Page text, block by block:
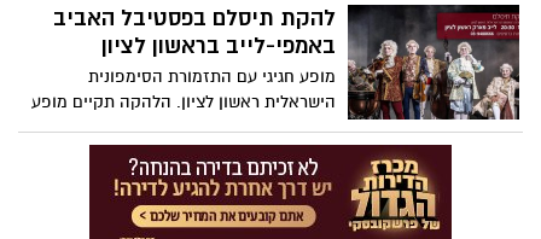
המודעות לעקרון הקיימות ולמחזור האריזות,
במהלך חודש מאי יתקיימו הופעות והפעלות
סביבתיות לתושבי העיר. האירוע יתקיים
בתאריכים 25-26/5 בפארק "עברית", הכניסה
פתוחה לקהל הרחב.
להקת תיסלם בפסטיבל האביב
באמפי-לייב בראשון לציון
מופע חגיגי עם התזמורת הסימפונית
הישראלית ראשון לציון. הלהקה תקיים מופע
מיוחד וחגיגי עם התזמורת הסימפונית
הישראלית ראשון לציון ותבצע עיבודים
חדשים לשירי הלהקה.